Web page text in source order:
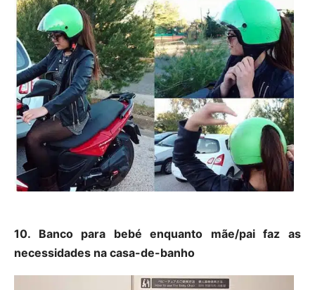
10. Banco para bebé enquanto mãe/pai faz as
necessidades na casa-de-banho